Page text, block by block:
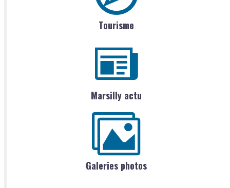
Tourisme
Marsilly actu
Galeries photos